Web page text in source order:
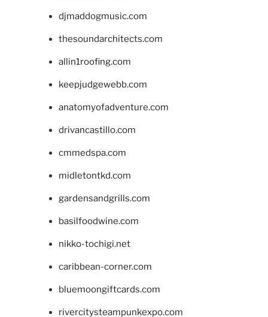
djmaddogmusic.com
thesoundarchitects.com
allin1roofing.com
keepjudgewebb.com
anatomyofadventure.com
drivancastillo.com
cmmedspa.com
midletontkd.com
gardensandgrills.com
basilfoodwine.com
nikko-tochigi.net
caribbean-corner.com
bluemoongiftcards.com
rivercitysteampunkexpo.com